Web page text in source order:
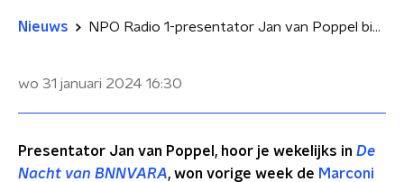
Nieuws NPO Radio 1-presentator Jan van Poppel binnenkort ook dagelijks op NPO Klassiek
wo 31 januari 2024 16:30
Presentator Jan van Poppel, hoor je wekelijks in De
Nacht van BNNVARA, won vorige week de Marconi